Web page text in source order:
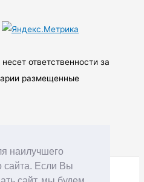
наилучшего
сайта. Если Вы
ответственности за
размещенные